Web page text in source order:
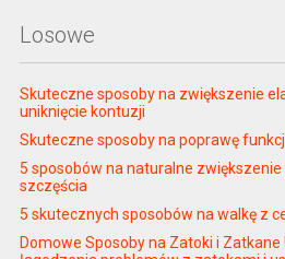
Losowe
Skuteczne sposoby na zwiększenie
uniknięcie kontuzji
Skuteczne sposoby na poprawę
5 sposobów na naturalne
szczęścia
5 skutecznych sposobów na walkę z
Domowe Sposoby na Zatoki i